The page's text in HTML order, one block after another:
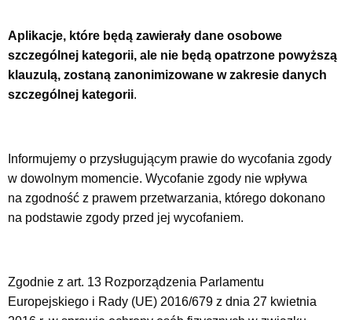
Aplikacje, które będą zawierały dane osobowe
szczególnej kategorii, ale nie będą opatrzone powyższą
klauzulą, zostaną zanonimizowane w zakresie danych
szczególnej kategorii.
Informujemy o przysługującym prawie do wycofania zgody
w dowolnym momencie. Wycofanie zgody nie wpływa
na zgodność z prawem przetwarzania, którego dokonano
na podstawie zgody przed jej wycofaniem.
Zgodnie z art. 13 Rozporządzenia Parlamentu
Europejskiego i Rady (UE) 2016/679 z dnia 27 kwietnia